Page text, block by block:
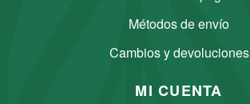
Métodos de envío
Cambios y devoluciones
MI CUENTA